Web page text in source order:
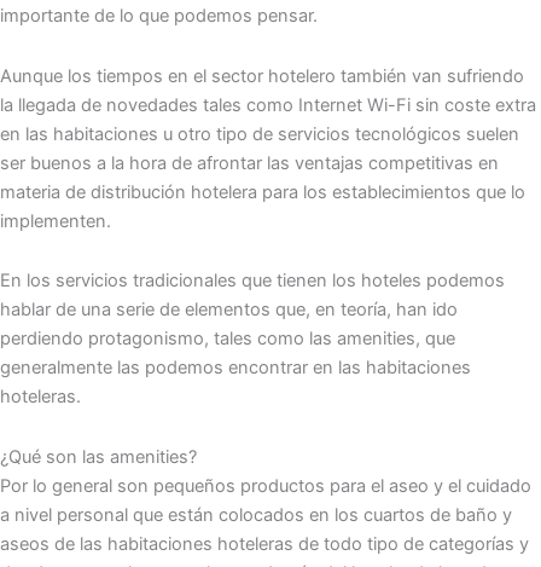
importante de lo que podemos pensar.
Aunque los tiempos en el sector hotelero también van sufriendo
la llegada de novedades tales como Internet Wi-Fi sin coste extra
en las habitaciones u otro tipo de servicios tecnológicos suelen
ser buenos a la hora de afrontar las ventajas competitivas en
materia de distribución hotelera para los establecimientos que lo
implementen.
En los servicios tradicionales que tienen los hoteles podemos
hablar de una serie de elementos que, en teoría, han ido
perdiendo protagonismo, tales como las amenities, que
generalmente las podemos encontrar en las habitaciones
hoteleras.
¿Qué son las amenities?
Por lo general son pequeños productos para el aseo y el cuidado
a nivel personal que están colocados en los cuartos de baño y
aseos de las habitaciones hoteleras de todo tipo de categorías y